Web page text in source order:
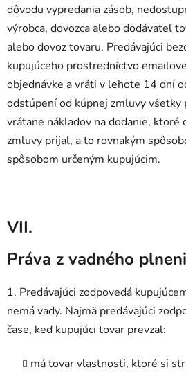
dôvodu vypredania zásob,
výrobca, dovozca alebo dodávateľ
alebo dovoz tovaru. Predávajúci
kupujúceho prostredníctvo
objednávke a vráti v lehote 14 dní
odstúpení od kúpnej zmluvy všetky
vrátane nákladov na dodanie, ktoré
zmluvy prijal, a to rovnakým
spôsobom určeným kupujúcim.
VII.
Práva z vadného
1. Predávajúci zodpovedá
nemá vady. Najmä predávajúci
čase, keď kupujúci tovar prevzal:
má tovar vlastnosti, ktoré si